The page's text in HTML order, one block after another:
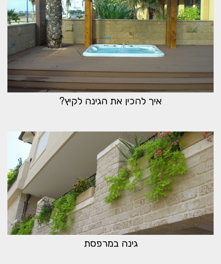
איך להכין את הגינה לקיץ?
גינה במרפסת